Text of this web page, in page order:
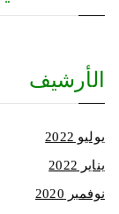
الأرشيف
يوليو 2022
يناير 2022
نوفمبر 2020